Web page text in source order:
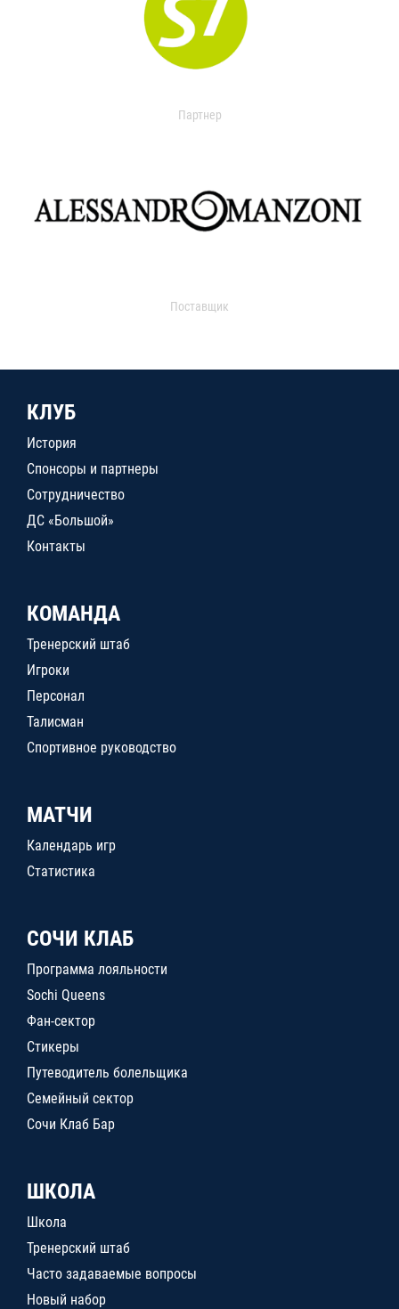
Партнер
Поставщик
КЛУБ
История
Спонсоры и партнеры
Сотрудничество
ДС «Большой»
Контакты
КОМАНДА
Тренерский штаб
Игроки
Персонал
Талисман
Спортивное руководство
МАТЧИ
Календарь игр
Статистика
СОЧИ КЛАБ
Программа лояльности
Sochi Queens
Фан-сектор
Стикеры
Путеводитель болельщика
Семейный сектор
Сочи Клаб Бар
ШКОЛА
Школа
Тренерский штаб
Часто задаваемые вопросы
Новый набор